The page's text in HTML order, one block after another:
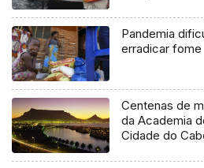
Pandemia
erradicar fome
Centenas de
da Academia
Cidade do